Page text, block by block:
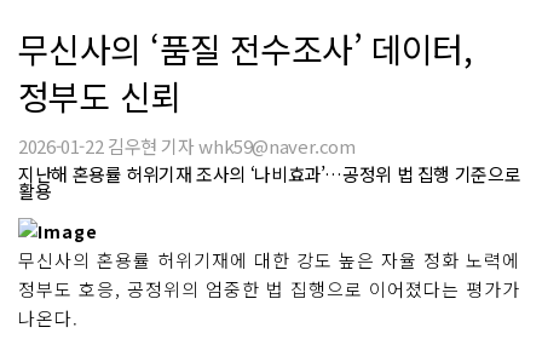
무신사의 ‘품질 전수조사’ 데이터,
정부도 신뢰
2026-01-22 김우현 기자 whk59@naver.com
지난해 혼용률 허위기재 조사의 ‘나비효과’…공정위 법 집행 기준으로
활용
무신사의 혼용률 허위기재에 대한 강도 높은 자율 정화 노력에
정부도 호응, 공정위의 엄중한 법 집행으로 이어졌다는 평가가
나온다.